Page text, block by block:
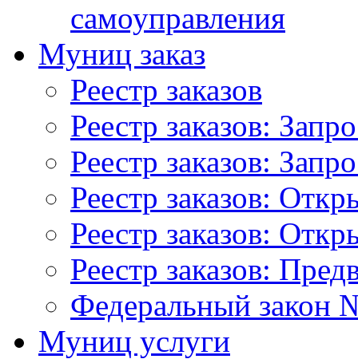
самоуправления
Муниц заказ
Реестр заказов
Реестр заказов:
Реестр заказов:
Реестр заказов:
Реестр заказов:
Реестр заказов:
Федеральный закон
Муниц услуги